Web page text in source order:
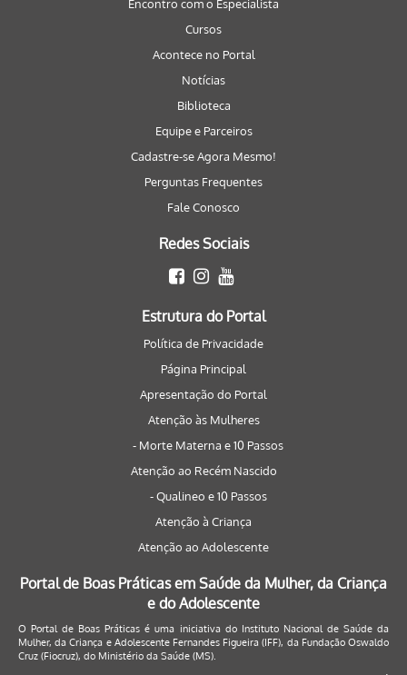
Encontro com o Especialista
Cursos
Acontece no Portal
Notícias
Biblioteca
Equipe e Parceiros
Cadastre-se Agora Mesmo!
Perguntas Frequentes
Fale Conosco
Redes Sociais
Estrutura do Portal
Política de Privacidade
Página Principal
Apresentação do Portal
Atenção às Mulheres
- Morte Materna e 10 Passos
Atenção ao Recém Nascido
- Qualineo e 10 Passos
Atenção à Criança
Atenção ao Adolescente
Portal de Boas Práticas em Saúde da Mulher, da Criança
e do Adolescente
O Portal de Boas Práticas é uma iniciativa do Instituto Nacional de Saúde da
Mulher, da Criança e Adolescente Fernandes Figueira (IFF), da Fundação Oswaldo
Cruz (Fiocruz), do Ministério da Saúde (MS).